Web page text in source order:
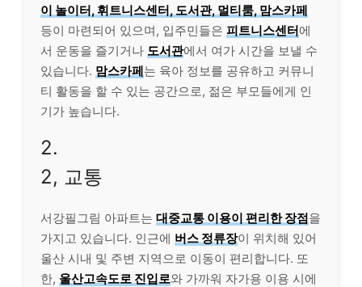
이 놀이터, 휘트니스센터, 도서관, 멀티룸, 맘스카페
등이 마련되어 있으며, 입주민들은 피트니스센터에
서 운동을 즐기거나 도서관에서 여가 시간을 보낼 수
있습니다. 맘스카페는 육아 정보를 공유하고 커뮤니
티 활동을 할 수 있는 공간으로, 젊은 부모들에게 인
기가 높습니다.
2.
2, 교통
서강필그림 아파트는 대중교통 이용이 편리한 장점을
가지고 있습니다. 인근에 버스 정류장이 위치해 있어
울산 시내 및 주변 지역으로 이동이 편리합니다. 또
한, 울산고속도로 진입로와 가까워 자가용 이용 시에